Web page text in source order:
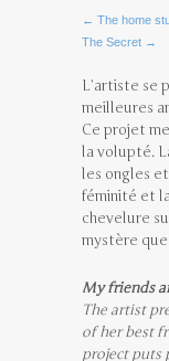
← The home
The Secret →
L’artiste se
meilleures
Ce projet
la volupté.
les ongles
féminité et
chevelure
mystère
My friends
The artist
of her best
project puts